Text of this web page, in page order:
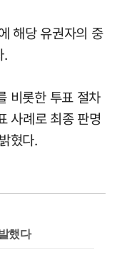
해당 유권자의 중
.
비롯한 투표 절차
사례로 최종 판명
혔다.
했다